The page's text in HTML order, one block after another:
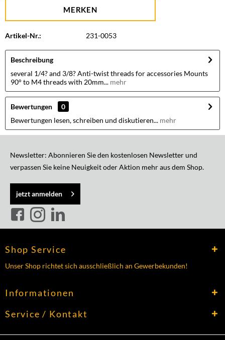
MERKEN
Artikel-Nr.: 231-0053
Beschreibung
several 1/4? and 3/8? Anti-twist threads for accessories Mounts
90° to M4 threads with 20mm... mehr
Bewertungen
0
Bewertungen lesen, schreiben und diskutieren... mehr
Newsletter: Abonnieren Sie den kostenlosen Newsletter und
verpassen Sie keine Neuigkeit oder Aktion mehr aus dem Shop.
jetzt anmelden
Shop Service
Unser Shop richtet sich ausschließlich an Gewerbekunden!
Informationen
Service / Kontakt